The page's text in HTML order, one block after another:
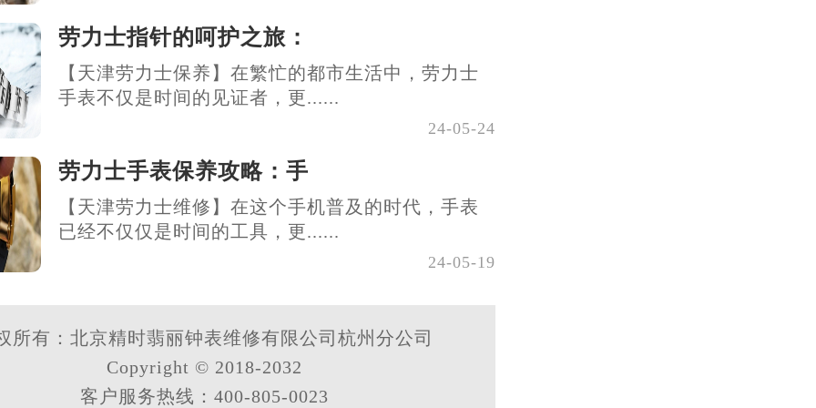
劳力士指针的呵护之旅：
【天津劳力士保养】在繁忙的都市生活中，劳力士
手表不仅是时间的见证者，更......
24-05-24
劳力士手表保养攻略：手
【天津劳力士维修】在这个手机普及的时代，手表
已经不仅仅是时间的工具，更......
24-05-19
所有：北京精时翡丽钟表维修有限公司杭州分公司
Copyright © 2018-2032
客户服务热线：400-805-0023